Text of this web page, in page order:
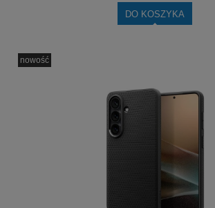
DO KOSZYKA
nowość